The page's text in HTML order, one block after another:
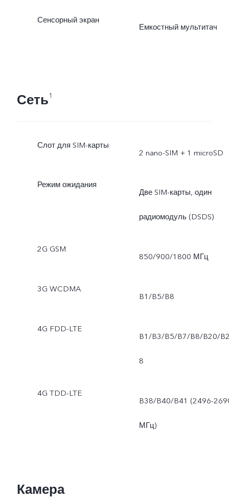
Сенсорный экран
Емкостный мультитач
Сеть1
Слот для SIM-карты
2 nano-SIM + 1 microSD
Режим ожидания
Две SIM-карты, один
радиомодуль (DSDS)
2G GSM
850/900/1800 МГц
3G WCDMA
B1/B5/B8
4G FDD-LTE
B1/B3/B5/B7/B8/B20/
8
4G TDD-LTE
B38/B40/B41 (2496-
МГц)
Камера